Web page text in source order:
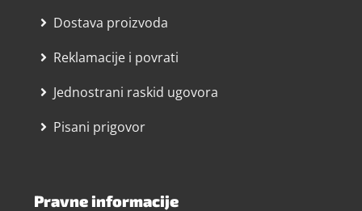
Dostava proizvoda
Reklamacije i povrati
Jednostrani raskid ugovora
Pisani prigovor
Pravne informacije